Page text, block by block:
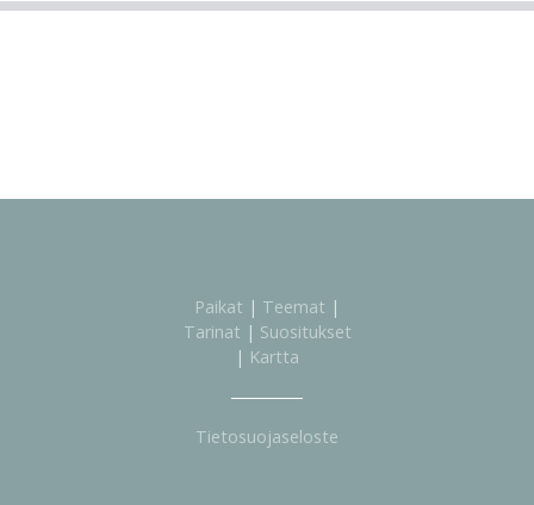
Paikat | Teemat |
Tarinat | Suositukset
| Kartta
Tietosuojaseloste